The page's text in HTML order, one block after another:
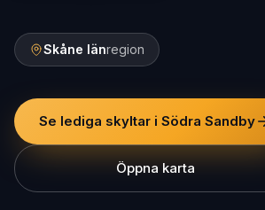
Skåne länregion
Se lediga skyltar i Södra Sandby
Öppna karta